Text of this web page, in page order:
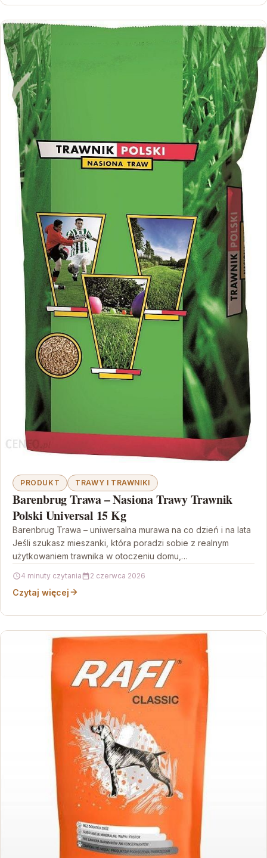
PRODUKT TRAWY I TRAWNIKI
Barenbrug Trawa – Nasiona Trawy Trawnik
Polski Universal 15 Kg
Barenbrug Trawa – uniwersalna murawa na co dzień i na lata
Jeśli szukasz mieszanki, która poradzi sobie z realnym
użytkowaniem trawnika w otoczeniu domu,…
4 minuty czytania 2 czerwca 2026
Czytaj więcej